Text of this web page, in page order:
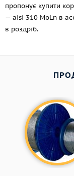
пропонує купити
— aisi 310 MoLn в
в роздріб.